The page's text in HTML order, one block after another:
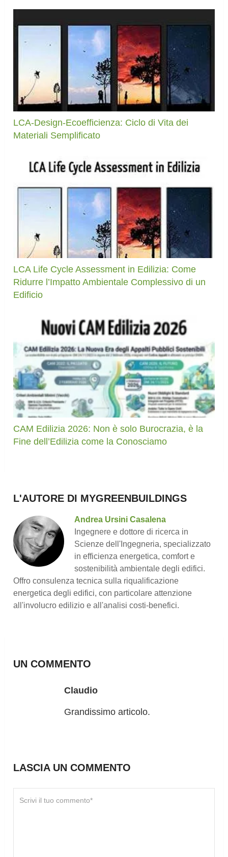
LCA-Design-Ecoefficienza: Ciclo di Vita dei
Materiali Semplificato
LCA Life Cycle Assessment in Edilizia: Come
Ridurre l’Impatto Ambientale Complessivo di un
Edificio
CAM Edilizia 2026: Non è solo Burocrazia, è la
Fine dell’Edilizia come la Conosciamo
L'AUTORE DI MYGREENBUILDINGS
Andrea Ursini Casalena
Ingegnere e dottore di ricerca in
Scienze dell'Ingegneria, specializzato
in efficienza energetica, comfort e
sostenibilità ambientale degli edifici.
Offro consulenza tecnica sulla riqualificazione
energetica degli edifici, con particolare attenzione
all'involucro edilizio e all'analisi costi-benefici.
UN COMMENTO
Claudio
Grandissimo articolo.
LASCIA UN COMMENTO